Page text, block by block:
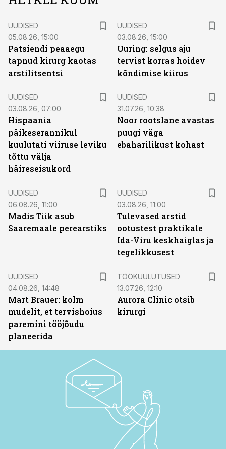
UUDISED
05.08.26, 15:00
Patsiendi peaaegu
tapnud kirurg kaotas
arstilitsentsi
UUDISED
03.08.26, 15:00
Uuring: selgus aju
tervist korras hoidev
kõndimise kiirus
UUDISED
03.08.26, 07:00
Hispaania
päikeserannikul
kuulutati viiruse leviku
tõttu välja
häireseisukord
UUDISED
31.07.26, 10:38
Noor rootslane avastas
puugi väga
ebaharilikust kohast
UUDISED
06.08.26, 11:00
Madis Tiik asub
Saaremaale perearstiks
UUDISED
03.08.26, 11:00
Tulevased arstid
ootustest praktikale
Ida-Viru keskhaiglas ja
tegelikkusest
UUDISED
04.08.26, 14:48
Mart Brauer: kolm
mudelit, et tervishoius
paremini tööjõudu
planeerida
TÖÖKUULUTUSED
13.07.26, 12:10
Aurora Clinic otsib
kirurgi